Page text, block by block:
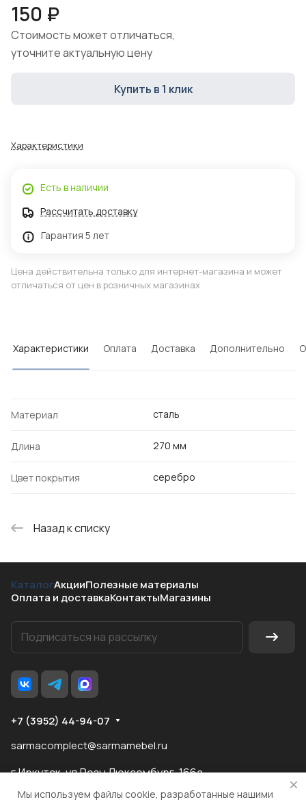
150 ₽
Стоимость может отличаться,
уточните актуальную цену
Купить в 1 клик
Характеристики
Есть в наличии
Рассчитать доставку
Гарантия 5 лет
Цена действительна только для интернет-магазина и может
отличаться от цен в розничных магазинах
Характеристики Оплата Доставка Дополнительно
Материал сталь
Длина 270 мм
Цвет покрытия серебро
Назад к списку
КаталогАкцииПолезные материалы
Оплата и доставкаКонтактыМагазины
+7 (3952) 44-94-07
sarmacomplect@sarmamebel.ru
г.Иркутск, ул.Розы Люксембург, 166а
Мы используем файлы cookie, разработанные нашими